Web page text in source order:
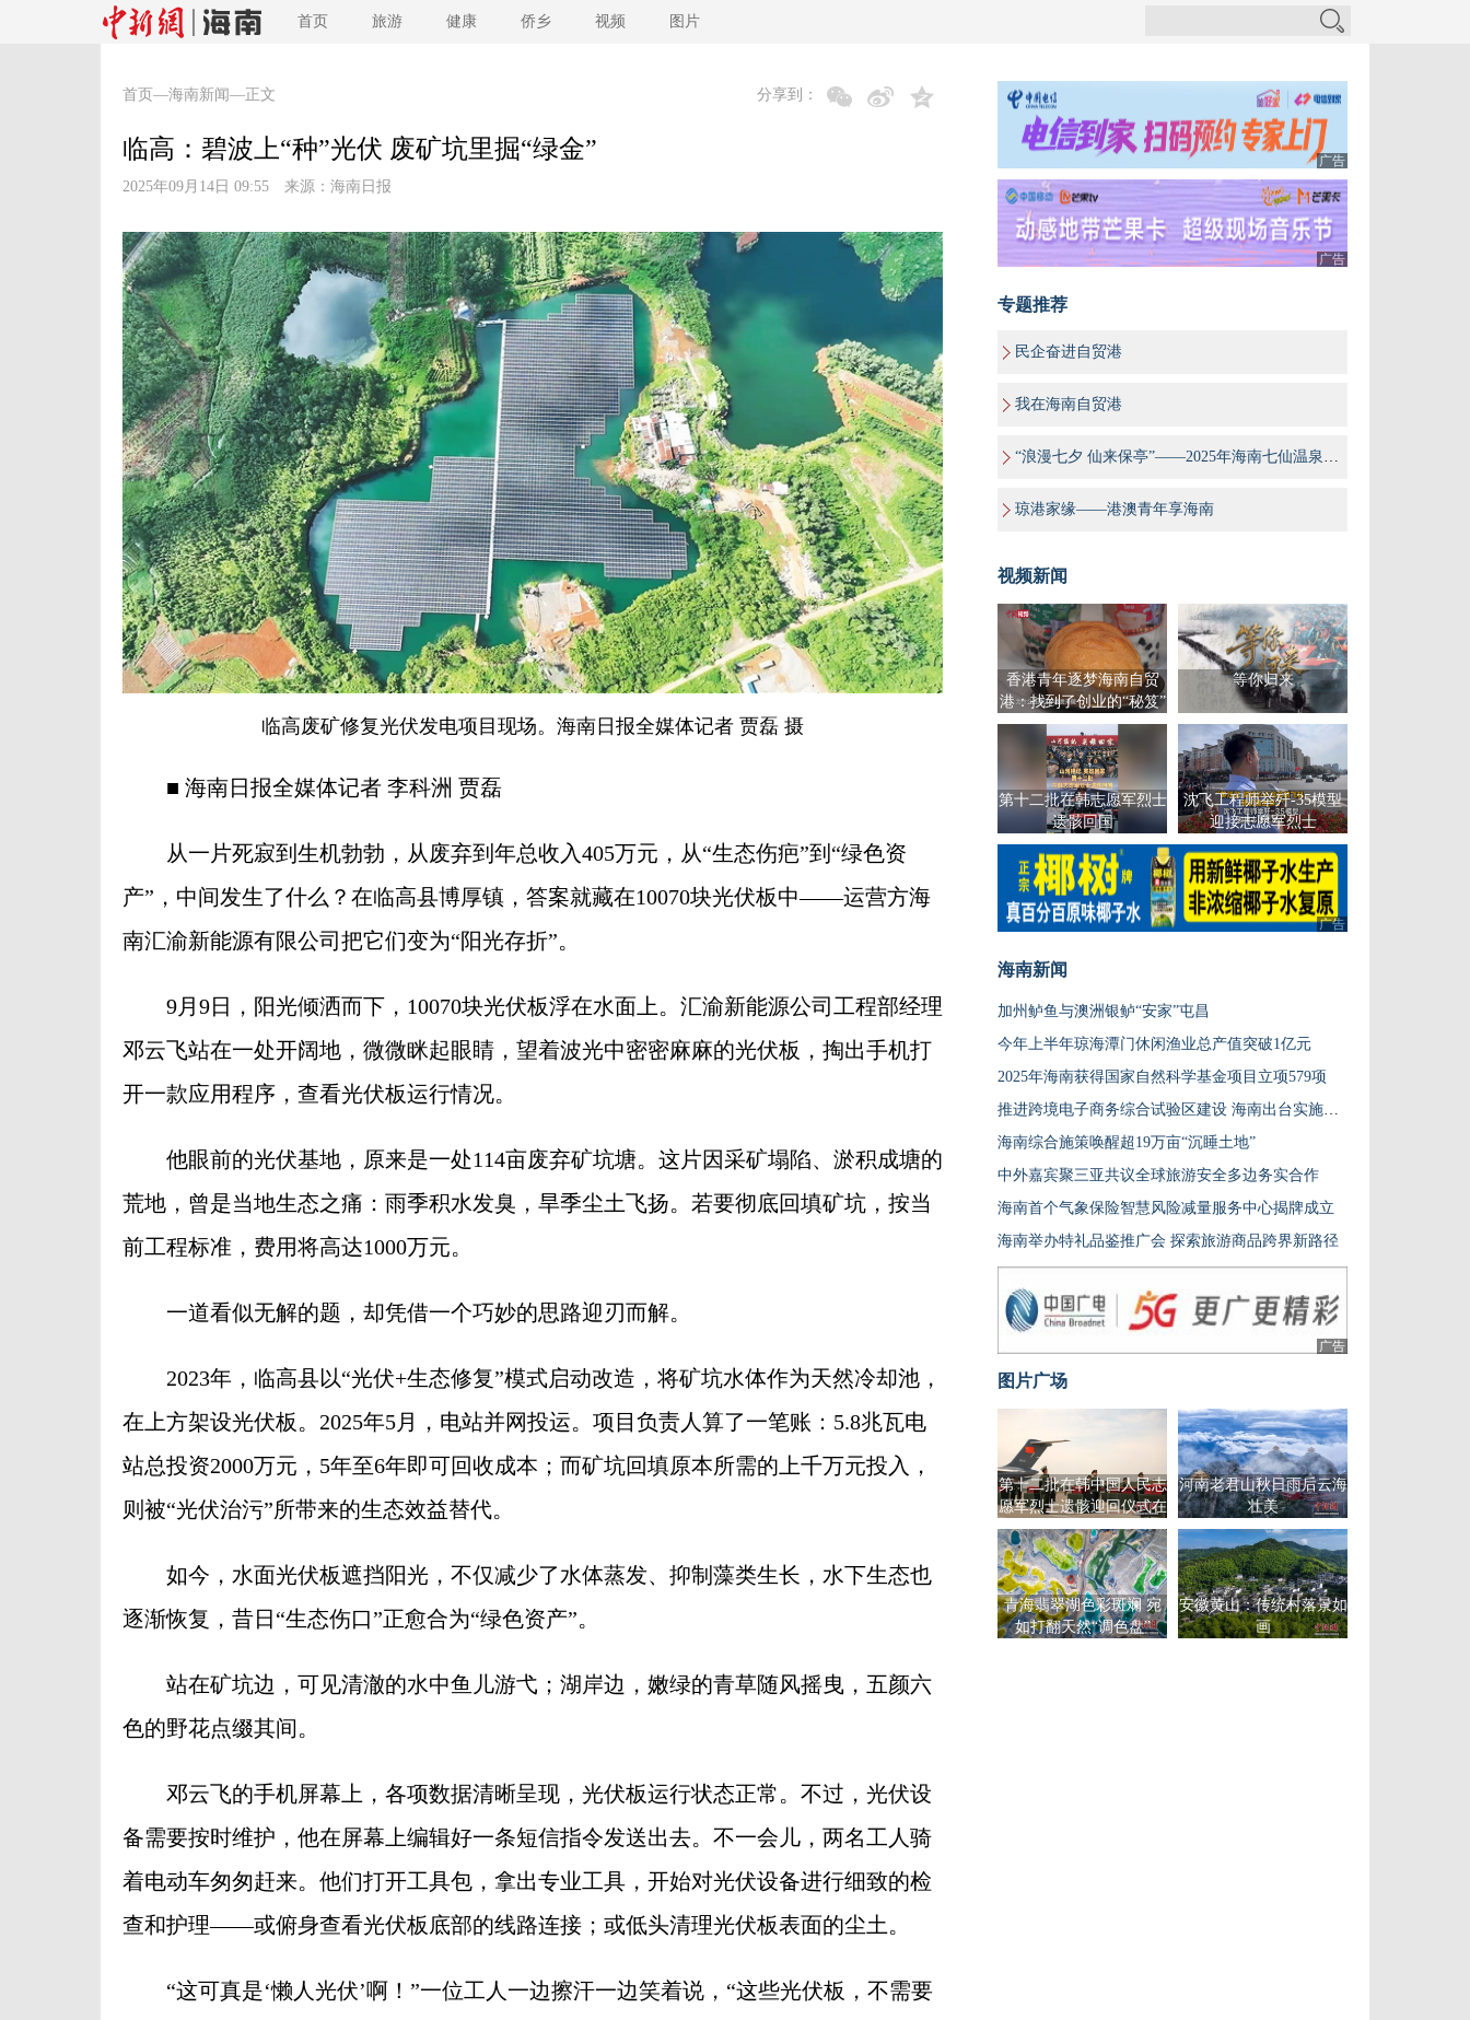
首页 旅游 健康 侨乡 视频 图片
首页 —海南新闻—正文 分享到：
临高：碧波上“种”光伏 废矿坑里掘“绿金”
2025年09月14日 09:55 来源： 海南日报
临高废矿修复光伏发电项目现场。海南日报全媒体记者 贾磊 摄
■ 海南日报全媒体记者 李科洲 贾磊
从一片死寂到生机勃勃，从废弃到年总收入405万元，从“生态伤疤”到“绿色资
产”，中间发生了什么？在临高县博厚镇，答案就藏在10070块光伏板中——运营方海
南汇渝新能源有限公司把它们变为“阳光存折”。
9月9日，阳光倾洒而下，10070块光伏板浮在水面上。汇渝新能源公司工程部经理
邓云飞站在一处开阔地，微微眯起眼睛，望着波光中密密麻麻的光伏板，掏出手机打
开一款应用程序，查看光伏板运行情况。
他眼前的光伏基地，原来是一处114亩废弃矿坑塘。这片因采矿塌陷、淤积成塘的
荒地，曾是当地生态之痛：雨季积水发臭，旱季尘土飞扬。若要彻底回填矿坑，按当
前工程标准，费用将高达1000万元。
一道看似无解的题，却凭借一个巧妙的思路迎刃而解。
2023年，临高县以“光伏+生态修复”模式启动改造，将矿坑水体作为天然冷却池，
在上方架设光伏板。2025年5月，电站并网投运。项目负责人算了一笔账：5.8兆瓦电
站总投资2000万元，5年至6年即可回收成本；而矿坑回填原本所需的上千万元投入，
则被“光伏治污”所带来的生态效益替代。
如今，水面光伏板遮挡阳光，不仅减少了水体蒸发、抑制藻类生长，水下生态也
逐渐恢复，昔日“生态伤口”正愈合为“绿色资产”。
站在矿坑边，可见清澈的水中鱼儿游弋；湖岸边，嫩绿的青草随风摇曳，五颜六
色的野花点缀其间。
邓云飞的手机屏幕上，各项数据清晰呈现，光伏板运行状态正常。不过，光伏设
备需要按时维护，他在屏幕上编辑好一条短信指令发送出去。不一会儿，两名工人骑
着电动车匆匆赶来。他们打开工具包，拿出专业工具，开始对光伏设备进行细致的检
查和护理——或俯身查看光伏板底部的线路连接；或低头清理光伏板表面的尘土。
“这可真是‘懒人光伏’啊！”一位工人一边擦汗一边笑着说，“这些光伏板，不需要
广告
广告
专题推荐
民企奋进自贸港
我在海南自贸港
“浪漫七夕 仙来保亭”——2025年海南七仙温泉嬉水节
琼港家缘——港澳青年享海南
视频新闻
香港青年逐梦海南自贸
港：找到了创业的“秘笈”
等你归来
第十二批在韩志愿军烈士
遗骸回国
沈飞工程师举歼-35模型
迎接志愿军烈士
广告
海南新闻
加州鲈鱼与澳洲银鲈“安家”屯昌
今年上半年琼海潭门休闲渔业总产值突破1亿元
2025年海南获得国家自然科学基金项目立项579项
推进跨境电子商务综合试验区建设 海南出台实施方案
海南综合施策唤醒超19万亩“沉睡土地”
中外嘉宾聚三亚共议全球旅游安全多边务实合作
海南首个气象保险智慧风险减量服务中心揭牌成立
海南举办特礼品鉴推广会 探索旅游商品跨界新路径
广告
图片广场
第十二批在韩中国人民志
愿军烈士遗骸迎回仪式在
沈阳举行
河南老君山秋日雨后云海
壮美
青海翡翠湖色彩斑斓 宛
如打翻天然“调色盘”
安徽黄山：传统村落景如
画